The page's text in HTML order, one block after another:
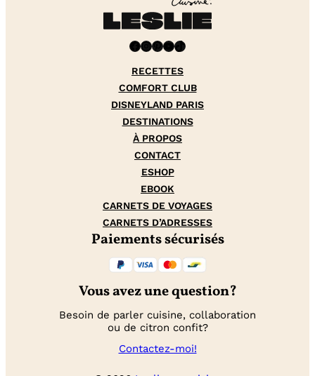
Facebook InstagramPinterest YouTube TikTok
RECETTES
COMFORT CLUB
DISNEYLAND PARIS
DESTINATIONS
À PROPOS
CONTACT
ESHOP
EBOOK
CARNETS DE VOYAGES
CARNETS D’ADRESSES
Paiements sécurisés
Vous avez une question?
Besoin de parler cuisine, collaboration
ou de citron confit?
Contactez-moi!